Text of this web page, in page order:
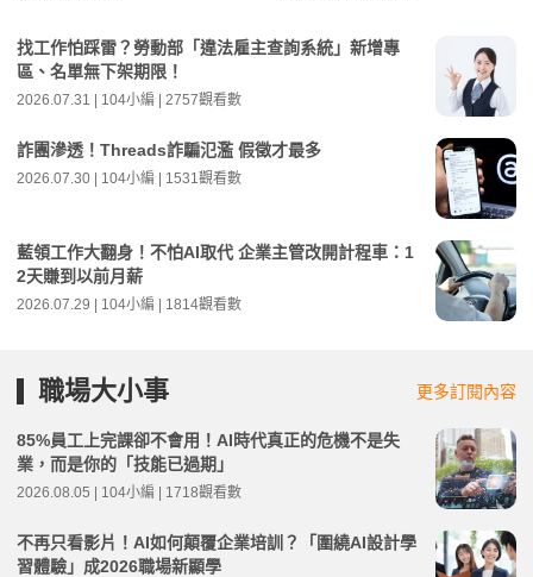
找工作怕踩雷？勞動部「違法雇主查詢系統」新增專
區、名單無下架期限！
2026.07.31 | 104小編 | 2757觀看數
詐團滲透！Threads詐騙氾濫 假徵才最多
2026.07.30 | 104小編 | 1531觀看數
藍領工作大翻身！不怕AI取代 企業主管改開計程車：1
2天賺到以前月薪
2026.07.29 | 104小編 | 1814觀看數
職場大小事 更多訂閱內容
85%員工上完課卻不會用！AI時代真正的危機不是失
業，而是你的「技能已過期」
2026.08.05 | 104小編 | 1718觀看數
不再只看影片！AI如何顛覆企業培訓？「圍繞AI設計學
習體驗」成2026職場新顯學